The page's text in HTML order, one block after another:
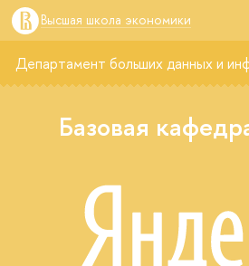
Высшая школа экономики
Департамент больших данных и
Базовая